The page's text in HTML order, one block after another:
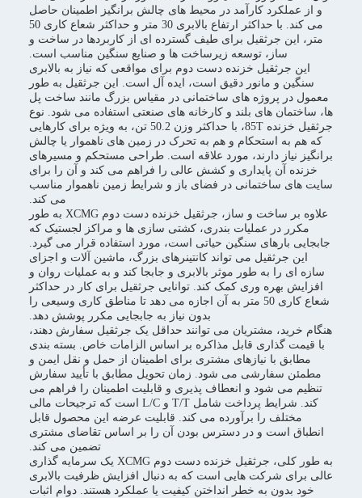
و از عملکرد کارآمد در محیط های چالش برانگیز اطمینان حاصل
می کند. با حداکثر ارتفاع بالابری 30 متر و حداکثر شعاع کاری 50
متر، این جرثقیل برای طیف گسترده ای از کاربردها در ساخت و
ساز، توسعه زیرساخت ها و صنایع سنگین مناسب است.
این جرثقیل خزنده دست دوم برای مواقعی که نیاز به بالابری
سنگین و مانور دقیق است، ایده آل است. این جرثقیل به طور
معمول در پروژه های ساختمانی در مقیاس بزرگ مانند ساخت پل
ها، ساختمان های بلند و کارخانه های صنعتی استفاده می شود. نوع
جرثقیل خزنده 85T، با حداکثر وزن 50.2 تن، به ویژه برای کارهایی
که هم به استحکام و هم به تحرک در زمین های ناهموار یا چالش
برانگیز نیاز دارند، مورد علاقه است. طراحی مستحکم و مسیرهای
خزنده آن پایداری و کشش عالی را فراهم می کند و آن را برای
سایت های ساختمانی در فضای باز و شرایط زمین ناهموار مناسب
می کند.
علاوه بر ساخت و ساز، جرثقیل خزنده دست دوم XCMG به طور
مکرر در عملیات بندری، کشتی سازی ها و مراکز لجستیک که
جابجایی بارهای سنگین حیاتی است، مورد استفاده قرار می گیرد.
این جرثقیل می تواند کانتینرهای بزرگ، ماشین آلات و اجزای
سازه ای را به طور موثر بالابری و جابجا کند و به عملیات روان و
افزایش بهره وری کمک کند. توانایی جرثقیل برای کار در حداکثر
شعاع کاری 50 متر به آن اجازه می دهد تا مناطق کاری وسیعی را
بدون نیاز به جابجایی مکرر پوشش دهد.
هنگام خرید، مشتریان می توانند حداقل یک جرثقیل سفارش دهند،
با قیمت گذاری قابل مذاکره بر اساس الزامات خاص. بسته بندی
مطابق با نیازهای مشتری برای اطمینان از حمل و نقل ایمن و
مطمئن سفارشی می شود. زمان تحویل مطابق با تأیید سفارش
تنظیم می شود و انعطاف پذیری و قابلیت اطمینان را فراهم می
کند. شرایط پرداخت شامل T/T و L/C است که ترجیحات مالی
مختلف را برآورده می کند. قابلیت عرضه این محصول قابل
انطباق است و در دسترس بودن آن را بر اساس تقاضای مشتری
تضمین می کند.
به طور کلی، جرثقیل خزنده دست دوم XCMG یک سرمایه گذاری
عالی برای شرکت هایی است که به دنبال افزایش ظرفیت بالابری
خود بدون به خطر انداختن کیفیت یا عملکرد هستند. دوام اثبات